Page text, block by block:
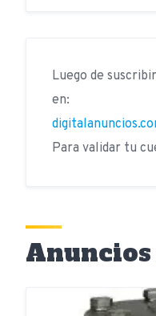
Luego de
en:
Para validar tu